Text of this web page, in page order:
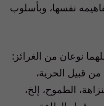
نفسها، وبأسلوب
نوعان من الغرائز:
قبيل الحرية،
الطموح، إلخ،